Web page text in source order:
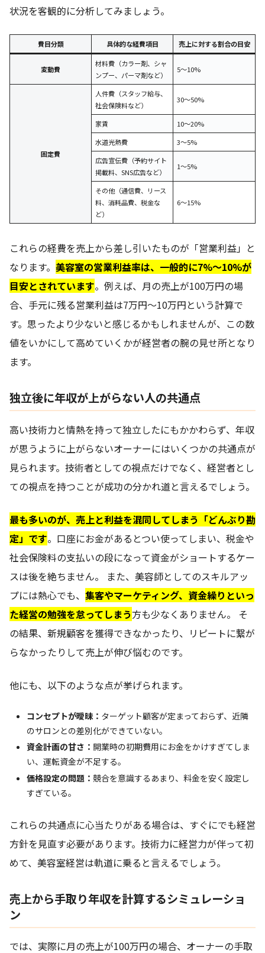
状況を客観的に分析してみましょう。
費目分類 具体的な経費項目 売上に対する割合の目安
変動費
材料費（カラー剤、シャ
ンプー、パーマ剤など）
5～10%
固定費
人件費（スタッフ給与、
社会保険料など）
30～50%
家賃
10～20%
水道光熱費
3～5%
広告宣伝費（予約サイト
掲載料、SNS広告など）
1～5%
その他（通信費、リース
料、消耗品費、税金な
ど）
6～15%
これらの経費を売上から差し引いたものが「営業利益」と
なります。 美容室の営業利益率は、一般的に7%～10%が
目安とされています。例えば、月の売上が100万円の場
合、手元に残る営業利益は7万円～10万円という計算で
す。思ったより少ないと感じるかもしれませんが、この数
値をいかにして高めていくかが経営者の腕の見せ所となり
ます。
独立後に年収が上がらない人の共通点
高い技術力と情熱を持って独立したにもかかわらず、年収
が思うように上がらないオーナーにはいくつかの共通点が
見られます。技術者としての視点だけでなく、経営者とし
ての視点を持つことが成功の分かれ道と言えるでしょう。
最も多いのが、売上と利益を混同してしまう「どんぶり勘
定」です。口座にお金があるとつい使ってしまい、税金や
社会保険料の支払いの段になって資金がショートするケー
スは後を絶ちません。 また、美容師としてのスキルアッ
プには熱心でも、 集客やマーケティング、資金繰りといっ
た経営の勉強を怠ってしまう方も少なくありません。 そ
の結果、新規顧客を獲得できなかったり、リピートに繋が
らなかったりして売上が伸び悩むのです。
他にも、以下のような点が挙げられます。
コンセプトが曖昧： ターゲット顧客が定まっておらず、近隣
のサロンとの差別化ができていない。
資金計画の甘さ： 開業時の初期費用にお金をかけすぎてしま
い、運転資金が不足する。
価格設定の問題： 競合を意識するあまり、料金を安く設定し
すぎている。
これらの共通点に心当たりがある場合は、すぐにでも経営
方針を見直す必要があります。技術力に経営力が伴って初
めて、美容室経営は軌道に乗ると言えるでしょう。
売上から手取り年収を計算するシミュレーショ
ン
では、実際に月の売上が100万円の場合、オーナーの手取